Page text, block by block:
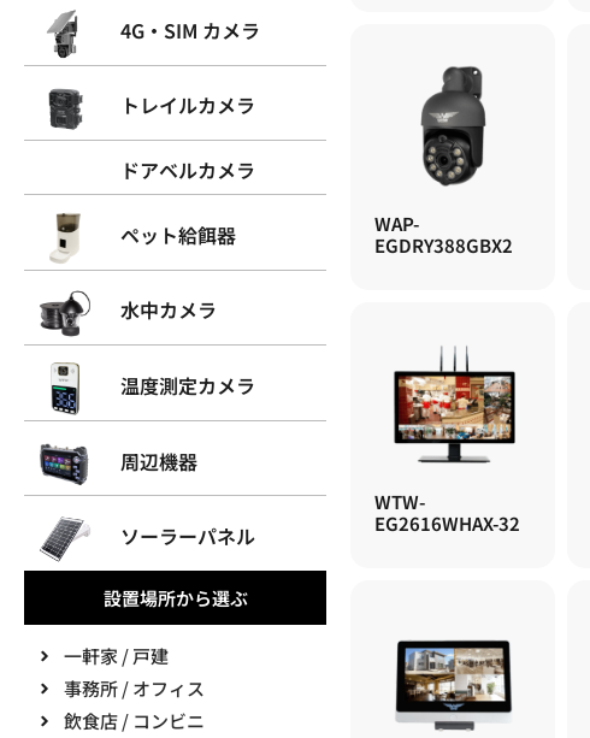
4G・SIM カメラ
トレイルカメラ
ドアベルカメラ
ペット給餌器
水中カメラ
温度測定カメラ
周辺機器
ソーラーパネル
設置場所から選ぶ
一軒家 / 戸建
事務所 / オフィス
飲食店 / コンビニ
WAP-
EGDRY388GBX2
WTW-
EG2616WHAX-32